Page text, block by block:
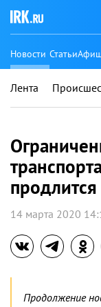
Новости Статьи
Лента
14 марта 2020
Продолжение